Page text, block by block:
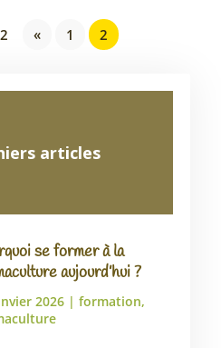
« 1 2
articles
se former à la
aujourd’hui ?
2026| formation,